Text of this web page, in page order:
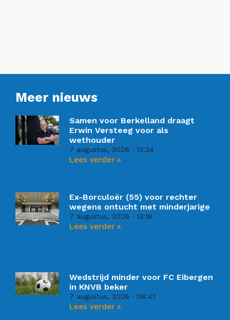
Meer nieuws
Samen voor Berkelland draagt
Erwin Versteeg voor als
wethouder
7 augustus, 2026 13:34
Lees verder »
Ex-Borculoër (55) voor rechter
wegens ontucht met minderjarige
7 augustus, 2026 13:18
Lees verder »
Wedstrijd minder voor FC Eibergen
in KNVB beker
7 augustus, 2026 08:47
Lees verder »